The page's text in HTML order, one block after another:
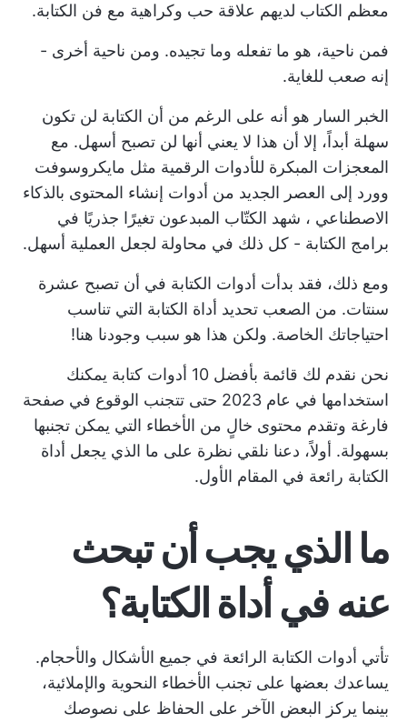
معظم الكتاب لديهم علاقة حب وكراهية مع فن الكتابة.
فمن ناحية، هو ما تفعله وما تجيده. ومن ناحية أخرى -
إنه صعب للغاية.
الخبر السار هو أنه على الرغم من أن الكتابة لن تكون
سهلة أبداً، إلا أن هذا لا يعني أنها لن تصبح أسهل. مع
المعجزات المبكرة للأدوات الرقمية مثل مايكروسوفت
وورد إلى العصر الجديد من أدوات إنشاء المحتوى بالذكاء
الاصطناعي ، شهد الكتّاب المبدعون تغيرًا جذريًا في
برامج الكتابة - كل ذلك في محاولة لجعل العملية أسهل.
ومع ذلك، فقد بدأت أدوات الكتابة في أن تصبح عشرة
سنتات. من الصعب تحديد أداة الكتابة التي تناسب
احتياجاتك الخاصة. ولكن هذا هو سبب وجودنا هنا!
نحن نقدم لك قائمة بأفضل 10 أدوات كتابة يمكنك
استخدامها في عام 2023 حتى تتجنب الوقوع في صفحة
فارغة وتقدم محتوى خالٍ من الأخطاء التي يمكن تجنبها
بسهولة. أولاً، دعنا نلقي نظرة على ما الذي يجعل أداة
الكتابة رائعة في المقام الأول.
ما الذي يجب أن تبحث
عنه في أداة الكتابة؟
تأتي أدوات الكتابة الرائعة في جميع الأشكال والأحجام.
يساعدك بعضها على تجنب الأخطاء النحوية والإملائية،
بينما يركز البعض الآخر على الحفاظ على نصوصك